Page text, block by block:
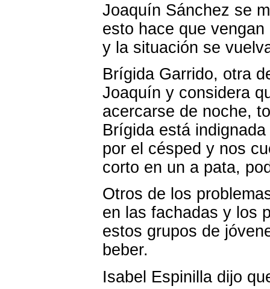
Joaquín Sánchez se
esto hace que
y la situación se
Brígida Garrido, otra
Joaquín y considera
acercarse de noche,
Brígida está
por el césped y nos
corto en un a pata,
Otros de los
en las fachadas y los
estos grupos de
beber.
Isabel Espinilla dijo